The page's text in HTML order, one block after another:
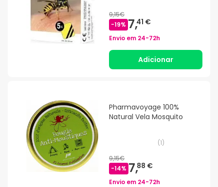
9,15€
-19% 7,41 €
Envio em 24-72h
Adicionar
Pharmavoyage 100%
Natural Vela Mosquito
(1)
9,15€
-14% 7,88 €
Envio em 24-72h